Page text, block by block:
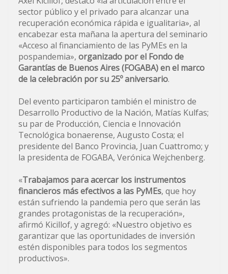
sector público y el privado para alcanzar una
recuperación económica rápida e igualitaria», al
encabezar esta mañana la apertura del seminario
«Acceso al financiamiento de las PyMEs en la
pospandemia», organizado por el Fondo de
Garantías de Buenos Aires (FOGABA) en el marco
de la celebración por su 25º aniversario.
Del evento participaron también el ministro de
Desarrollo Productivo de la Nación, Matías Kulfas;
su par de Producción, Ciencia e Innovación
Tecnológica bonaerense, Augusto Costa; el
presidente del Banco Provincia, Juan Cuattromo; y
la presidenta de FOGABA, Verónica Wejchenberg.
«Trabajamos para acercar los instrumentos
financieros más efectivos a las PyMEs, que hoy
están sufriendo la pandemia pero que serán las
grandes protagonistas de la recuperación»,
afirmó Kicillof, y agregó: «Nuestro objetivo es
garantizar que las oportunidades de inversión
estén disponibles para todos los segmentos
productivos».